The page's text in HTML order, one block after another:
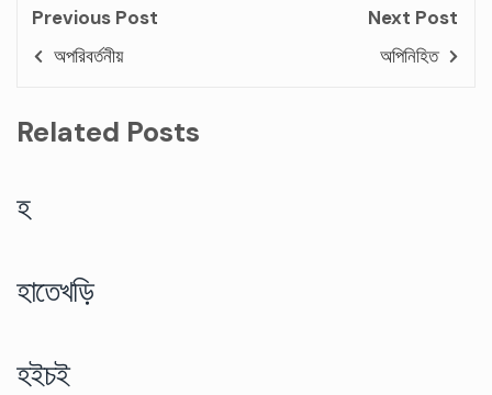
Previous Post
অপরিবর্তনীয়
Next Post
অপিনিহিত
Related Posts
হ
হাতেখড়ি
হইচই